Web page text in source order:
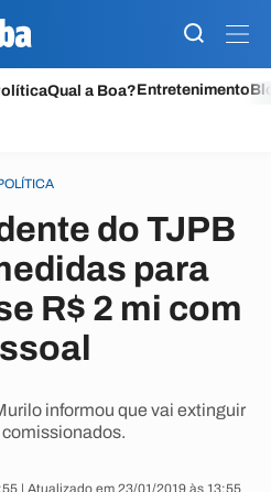
Qual a Boa?Entretenimento
do TJPB
para
R$ 2 mi com
informou que vai extinguir
comissionados.
| Atualizado em 23/01/2019 às 13:55